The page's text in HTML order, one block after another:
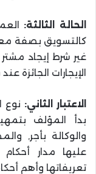
الحالة الثالثة:
كالتسويق بصفة
غير شرط إيجاد
الإيجارات الجائزة
الاعتبار الثاني: نوع
بدأ المؤلف
والوكالة بأجر,
عليها مدار أحكام
تعريفاتها وأهم